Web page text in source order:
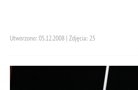
Utworzono: 05.12.2008 | Zdjęcia: 25